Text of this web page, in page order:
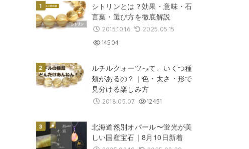
シトリンとは？効果・意味・石
言葉・選び方を徹底解説
2015.10.16
2025.05.15
14504
ルチルクォーツって、いくつ種
類があるの？｜色・太さ・形で
見分ける楽しみ方
2018.05.07 12451
北海道然別オパール〜蛍光が美
しい国産宝石｜8月10日新着